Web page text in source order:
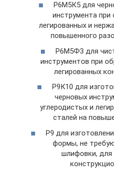
Р6М5К5 для
инструмента
легированных и
повышенного
Р6М5Ф3 для
инструментов при
легированных
Р9К10 для
черновых
углеродистых и
сталей на
Р9 для
формы, не
шлифовки,